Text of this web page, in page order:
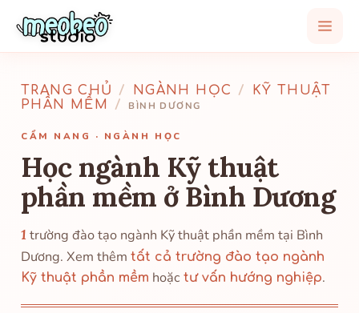
TRANG CHỦ / NGÀNH HỌC /
KỸ THUẬT
PHẦN MỀM
/ BÌNH DƯƠNG
CẨM NANG · NGÀNH HỌC
Học ngành Kỹ thuật
phần mềm ở Bình Dương
1 trường đào tạo ngành Kỹ thuật phần mềm tại Bình
Dương. Xem thêm tất cả trường đào tạo ngành
Kỹ thuật phần mềm hoặc tư vấn hướng nghiệp.